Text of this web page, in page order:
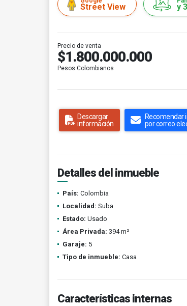
Street View y
Precio de venta
$1.800.000.000
Pesos Colombianos
Descargar
información
Recomendar
por correo
Detalles del inmueble
País: Colombia
Localidad: Suba
Estado: Usado
Área Privada: 394 m²
Garaje: 5
Tipo de inmueble: Casa
Características internas